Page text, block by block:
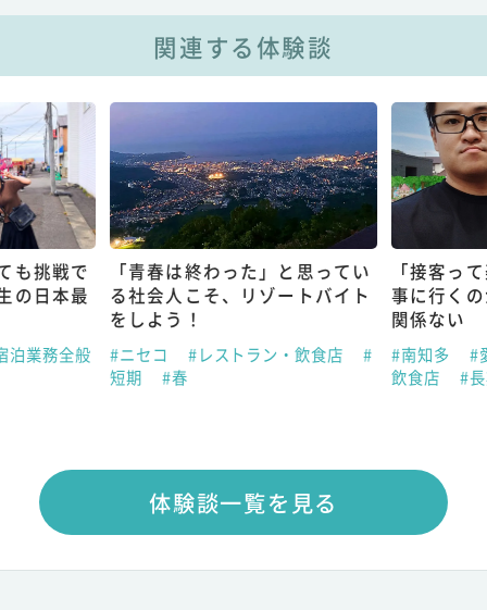
関連する体験談
も挑戦で
の日本最
泊業務全般
「青春は終わった」と思ってい
る社会人こそ、リゾートバイト
をしよう！
#ニセコ #レストラン・飲食店
#
短期
#春
「接客っ
事に行く
関係ない
#南知多
#
飲食店
#
体験談一覧を見る